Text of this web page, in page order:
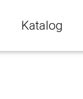
Katalog